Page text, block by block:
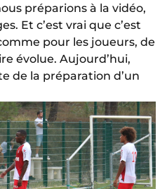
préparions à la vidéo,
Et c’est vrai que c’est
pour les joueurs, de
évolue. Aujourd’hui,
de la préparation d’un